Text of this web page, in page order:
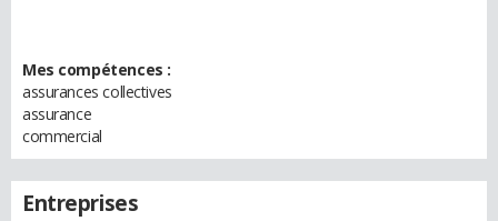
Mes compétences :
assurances collectives
assurance
commercial
Entreprises